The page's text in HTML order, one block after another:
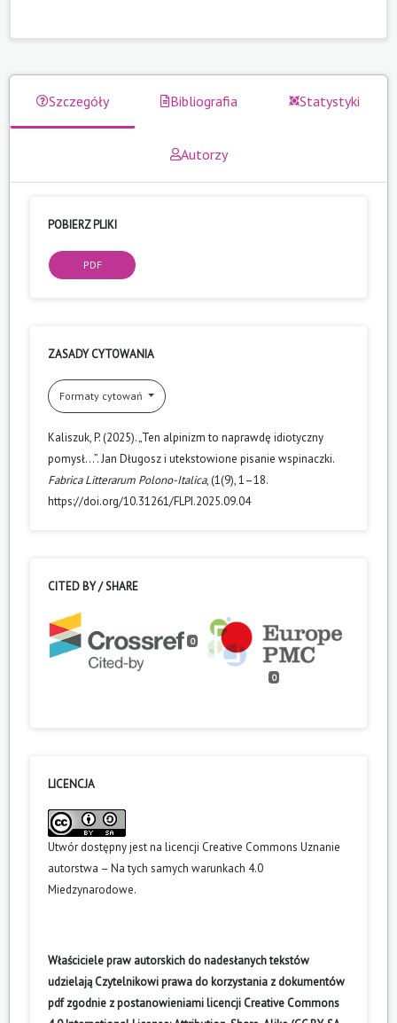
Szczegóły Bibliografia Statystyki
Autorzy
POBIERZ PLIKI
PDF
ZASADY CYTOWANIA
Formaty cytowań
Kaliszuk, P. (2025). „Ten alpinizm to naprawdę idiotyczny
pomysł…”. Jan Długosz i utekstowione pisanie wspinaczki.
Fabrica Litterarum Polono-Italica, (1(9), 1–18.
https://doi.org/10.31261/FLPI.2025.09.04
CITED BY / SHARE
0
0
LICENCJA
Utwór dostępny jest na licencji Creative Commons Uznanie
autorstwa – Na tych samych warunkach 4.0
Miedzynarodowe.
Właściciele praw autorskich do nadesłanych tekstów
udzielają Czytelnikowi prawa do korzystania z dokumentów
pdf zgodnie z postanowieniami licencji Creative Commons